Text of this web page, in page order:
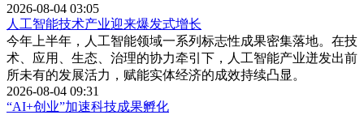
2026-08-04 03:05
人工智能技术产业迎来爆发式增长
今年上半年，人工智能领域一系列标志性成果密集落地。在技
术、应用、生态、治理的协力牵引下，人工智能产业迸发出前
所未有的发展活力，赋能实体经济的成效持续凸显。
2026-08-04 09:31
“AI+创业”加速科技成果孵化